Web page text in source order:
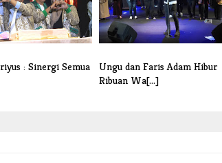
: Sinergi Semua
Ungu dan Faris Adam Hibur
Ribuan Wa[...]